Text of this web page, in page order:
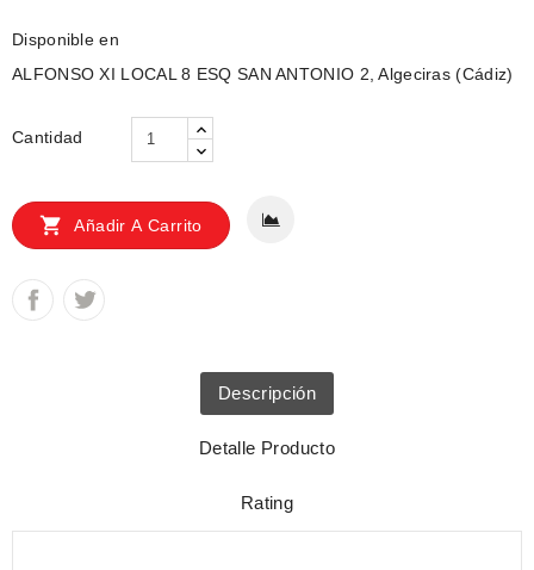
Disponible en
ALFONSO XI LOCAL 8 ESQ SAN ANTONIO 2, Algeciras (Cádiz)
Cantidad
 Añadir A Carrito
Descripción
Detalle Producto
Rating